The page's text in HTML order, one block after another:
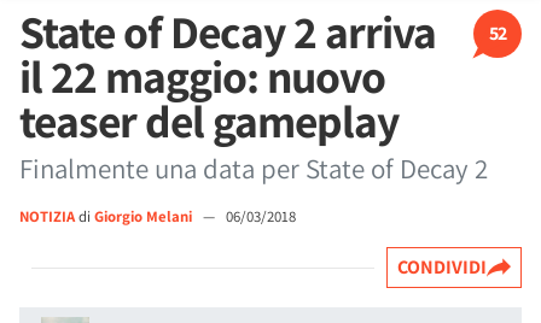
52
State of Decay 2 arriva
il 22 maggio: nuovo
teaser del gameplay
Finalmente una data per State of Decay 2
NOTIZIAdi Giorgio Melani — 06/03/2018
CONDIVIDI